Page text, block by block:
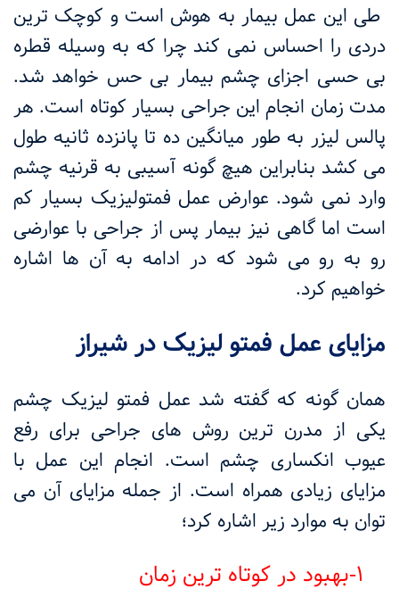
طی این عمل بیمار به هوش است و کوچک ترین
دردی را احساس نمی کند چرا که به وسیله قطره
بی حسی اجزای چشم بیمار بی حس خواهد شد.
مدت زمان انجام این جراحی بسیار کوتاه است. هر
پالس لیزر به طور میانگین ده تا پانزده ثانیه طول
می کشد بنابراین هیچ گونه آسیبی به قرنیه چشم
وارد نمی شود. عوارض عمل فمتولیزیک بسیار کم
است اما گاهی نیز بیمار پس از جراحی با عوارضی
رو به رو می شود که در ادامه به آن ها اشاره
خواهیم کرد.
مزایای عمل فمتو لیزیک در شیراز
همان گونه که گفته شد عمل فمتو لیزیک چشم
یکی از مدرن ترین روش های جراحی برای رفع
عیوب انکساری چشم است. انجام این عمل با
مزایای زیادی همراه است. از جمله مزایای آن می
توان به موارد زیر اشاره کرد؛
1-بهبود در کوتاه ترین زمان